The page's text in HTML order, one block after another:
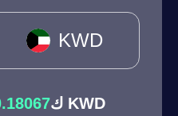
KWD
man.1.000 AZN = ك KWD